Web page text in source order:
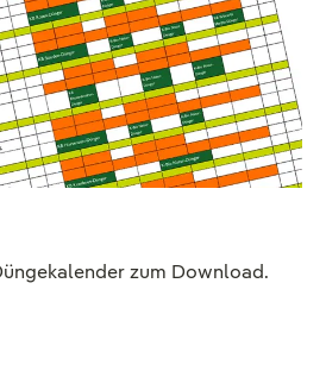
zum Download.